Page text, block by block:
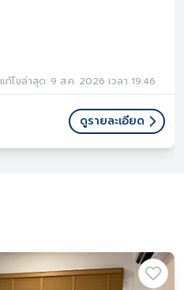
แก้ไขล่าสุด: 9 ส.ค. 2026 เวลา 19:46
ดูรายละเอียด